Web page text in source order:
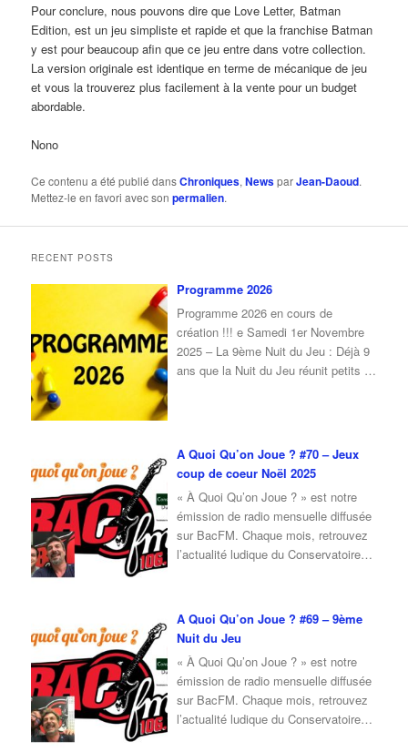
Pour conclure, nous pouvons dire que Love Letter, Batman
Edition, est un jeu simpliste et rapide et que la franchise Batman
y est pour beaucoup afin que ce jeu entre dans votre collection.
La version originale est identique en terme de mécanique de jeu
et vous la trouverez plus facilement à la vente pour un budget
abordable.
Nono
Ce contenu a été publié dansChroniques,NewsparJean-Daoud.
Mettez-le en favori avec sonpermalien.
RECENT POSTS
Programme 2026
Programme 2026 en cours de
création !!! e Samedi 1er Novembre
2025 – La 9ème Nuit du Jeu : Déjà 9
ans que la Nuit du Jeu réunit petits et
1er novembre 2025, de 16 h à…
A Quoi Qu’on Joue ? #70 – Jeux
coup de coeur Noël 2025
« À Quoi Qu’on Joue ? » est notre
émission de radio mensuelle diffusée
sur BacFM. Chaque mois, retrouvez
l’actualité ludique du Conservatoire
Pour l’émission de octobre 2025, je
reçois Erwan, du café ludique
Ensemble, nous…
A Quoi Qu’on Joue ? #69 – 9ème
Nuit du Jeu
« À Quoi Qu’on Joue ? » est notre
émission de radio mensuelle diffusée
sur BacFM. Chaque mois, retrouvez
l’actualité ludique du Conservatoire